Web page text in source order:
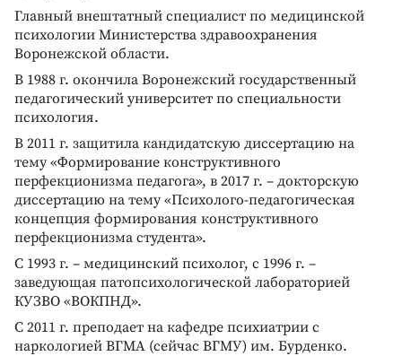
Главный внештатный специалист по медицинской
психологии Министерства здравоохранения
Воронежской области.
В 1988 г. окончила Воронежский государственный
педагогический университет по специальности
психология.
В 2011 г. защитила кандидатскую диссертацию на
тему «Формирование конструктивного
перфекционизма педагога», в 2017 г. – докторскую
диссертацию на тему «Психолого-педагогическая
концепция формирования конструктивного
перфекционизма студента».
С 1993 г. – медицинский психолог, с 1996 г. –
заведующая патопсихологической лабораторией
КУЗВО «ВОКПНД».
С 2011 г. преподает на кафедре психиатрии с
наркологией ВГМА (сейчас ВГМУ) им. Бурденко.